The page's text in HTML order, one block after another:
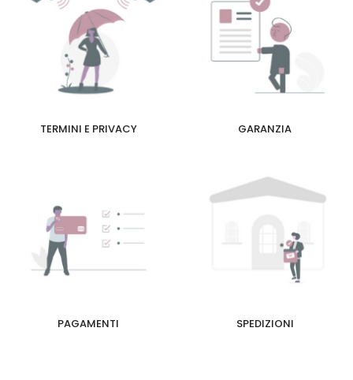
TERMINI E PRIVACY GARANZIA
PAGAMENTI SPEDIZIONI